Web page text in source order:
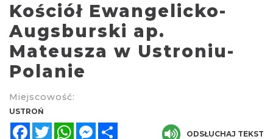
Kościół Ewangelicko-
Augsburski ap.
Mateusza w Ustroniu-
Polanie
Miejscowość:
USTROŃ
FacebookTwitterWhatsAppMessenger
ODSŁUCHAJ TEKST